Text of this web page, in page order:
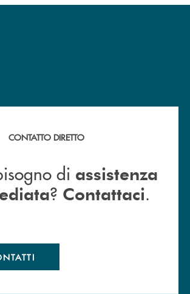
di assistenza immediata ? Contattaci .
CONTATTO DIRETTO
di assistenza
? Contattaci.